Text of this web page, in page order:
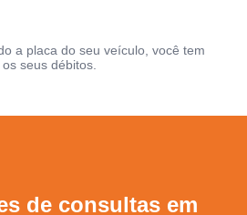
a placa do seu veículo, você tem
seus débitos.
de consultas em